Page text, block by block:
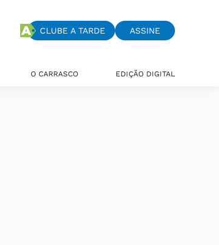
CLUBE A TARDE ASSINE
O CARRASCO EDIÇÃO DIGITAL